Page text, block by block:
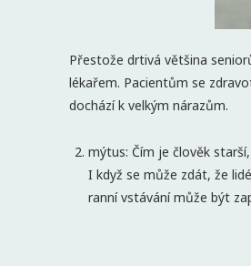
Přestože drtivá většina
lékařem. Pacientům se
dochází k velkým nárazům.
mýtus: Čím je člověk
I když se může zdát, že
ranní vstávání může být